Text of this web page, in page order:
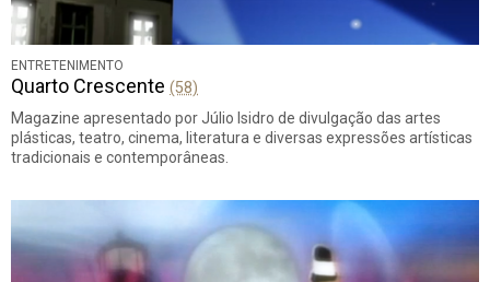
ENTRETENIMENTO
Quarto Crescente (58)
Magazine apresentado por Júlio Isidro de divulgação das artes
plásticas, teatro, cinema, literatura e diversas expressões artísticas
tradicionais e contemporâneas.